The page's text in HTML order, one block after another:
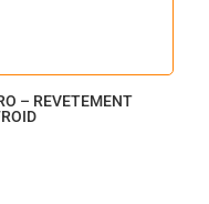
– REVETEMENT